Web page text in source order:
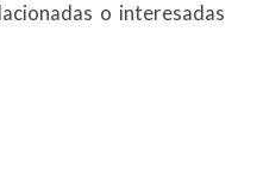
o interesadas